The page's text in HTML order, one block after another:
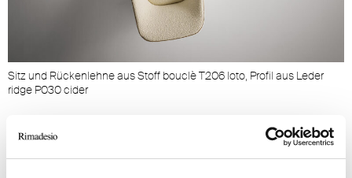
Sitz und Rückenlehne aus Stoff bouclè T206 loto, Profil aus Leder
ridge P030 cider